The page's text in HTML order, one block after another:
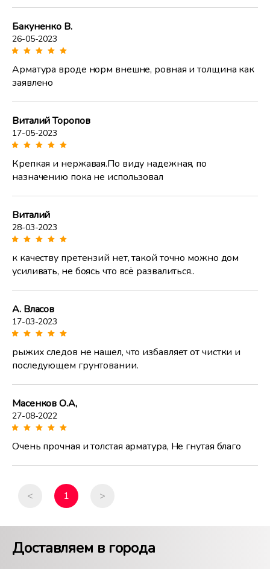
Бакуненко В.
26-05-2023
Арматура вроде норм внешне, ровная и толщина как
заявлено
Виталий Торопов
17-05-2023
Крепкая и нержавая.По виду надежная, по
назначению пока не использовал
Виталий
28-03-2023
к качеству претензий нет, такой точно можно дом
усиливать, не боясь что всё развалиться..
А. Власов
17-03-2023
рыжих следов не нашел, что избавляет от чистки и
последующем грунтовании.
Масенков О.А,
27-08-2022
Очень прочная и толстая арматура, Не гнутая благо
< 1 >
Доставляем в города